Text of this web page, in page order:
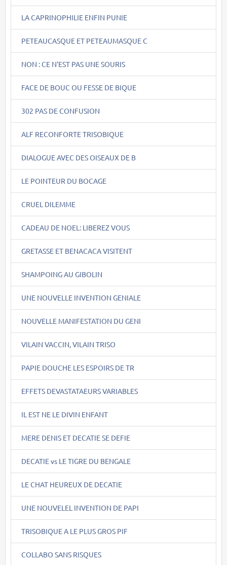
LA CAPRINOPHILIE ENFIN PUNIE
PETEAUCASQUE ET PETEAUMASQUE C
NON : CE N'EST PAS UNE SOURIS
FACE DE BOUC OU FESSE DE BIQUE
302 PAS DE CONFUSION
ALF RECONFORTE TRISOBIQUE
DIALOGUE AVEC DES OISEAUX DE B
LE POINTEUR DU BOCAGE
CRUEL DILEMME
CADEAU DE NOEL: LIBEREZ VOUS
GRETASSE ET BENACACA VISITENT
SHAMPOING AU GIBOLIN
UNE NOUVELLE INVENTION GENIALE
NOUVELLE MANIFESTATION DU GENI
VILAIN VACCIN, VILAIN TRISO
PAPIE DOUCHE LES ESPOIRS DE TR
EFFETS DEVASTATAEURS VARIABLES
IL EST NE LE DIVIN ENFANT
MERE DENIS ET DECATIE SE DEFIE
DECATIE vs LE TIGRE DU BENGALE
LE CHAT HEUREUX DE DECATIE
UNE NOUVELEL INVENTION DE PAPI
TRISOBIQUE A LE PLUS GROS PIF
COLLABO SANS RISQUES